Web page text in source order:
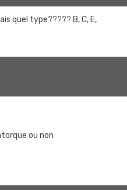
quel type????? B, C, E,
ou non